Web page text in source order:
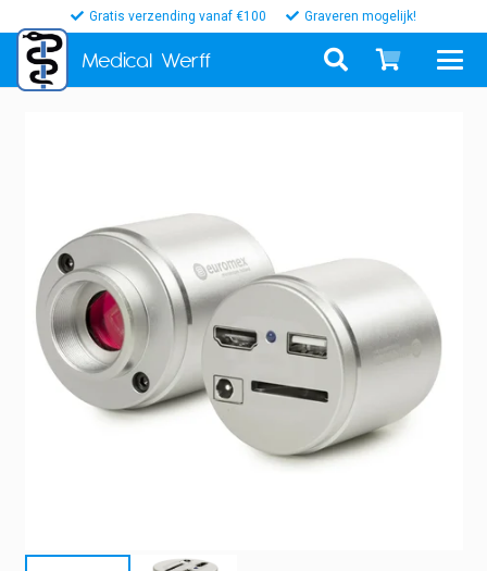
Gratis verzending vanaf €100 Graveren mogelijk!
Medical Werff